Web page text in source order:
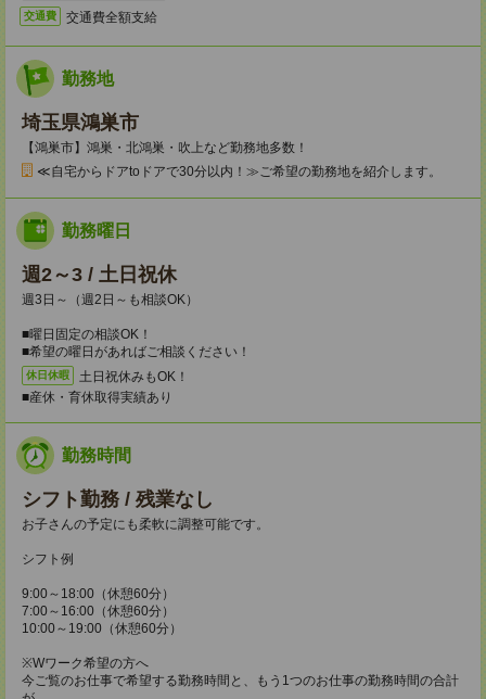
交通費 交通費全額支給
勤務地
埼玉県鴻巣市
【鴻巣市】鴻巣・北鴻巣・吹上など勤務地多数！
≪自宅からドアtoドアで30分以内！≫ご希望の勤務地を紹介します。
勤務曜日
週2～3 / 土日祝休
週3日～（週2日～も相談OK）
■曜日固定の相談OK！
■希望の曜日があればご相談ください！
休日休暇
土日祝休みもOK！
■産休・育休取得実績あり
勤務時間
シフト勤務 / 残業なし
お子さんの予定にも柔軟に調整可能です。
シフト例
9:00～18:00（休憩60分）
7:00～16:00（休憩60分）
10:00～19:00（休憩60分）
※Wワーク希望の方へ
今ご覧のお仕事で希望する勤務時間と、もう1つのお仕事の勤務時間の合計